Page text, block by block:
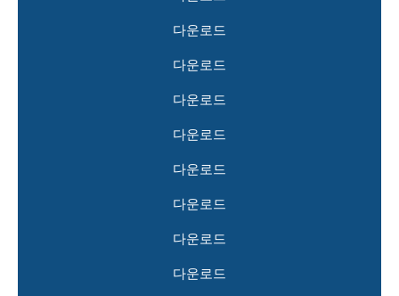
다운로드
다운로드
다운로드
다운로드
다운로드
다운로드
다운로드
다운로드